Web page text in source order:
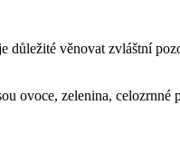
věnovat zvláštní
ovoce, zelenina, celozrnné